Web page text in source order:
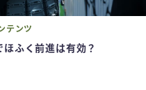
テンツ
ふく前進は有効？